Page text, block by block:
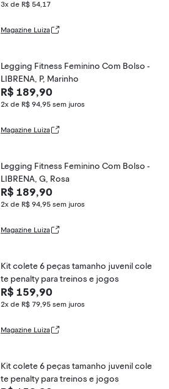
3x de R$ 54,17
Magazine Luiza
Legging Fitness Feminino Com Bolso -
LIBRENA, P, Marinho
R$ 189,90
2x de R$ 94,95 sem juros
Magazine Luiza
Legging Fitness Feminino Com Bolso -
LIBRENA, G, Rosa
R$ 189,90
2x de R$ 94,95 sem juros
Magazine Luiza
Kit colete 6 peças tamanho juvenil cole
te penalty para treinos e jogos
R$ 159,90
2x de R$ 79,95 sem juros
Magazine Luiza
Kit colete 6 peças tamanho juvenil cole
te penalty para treinos e jogos